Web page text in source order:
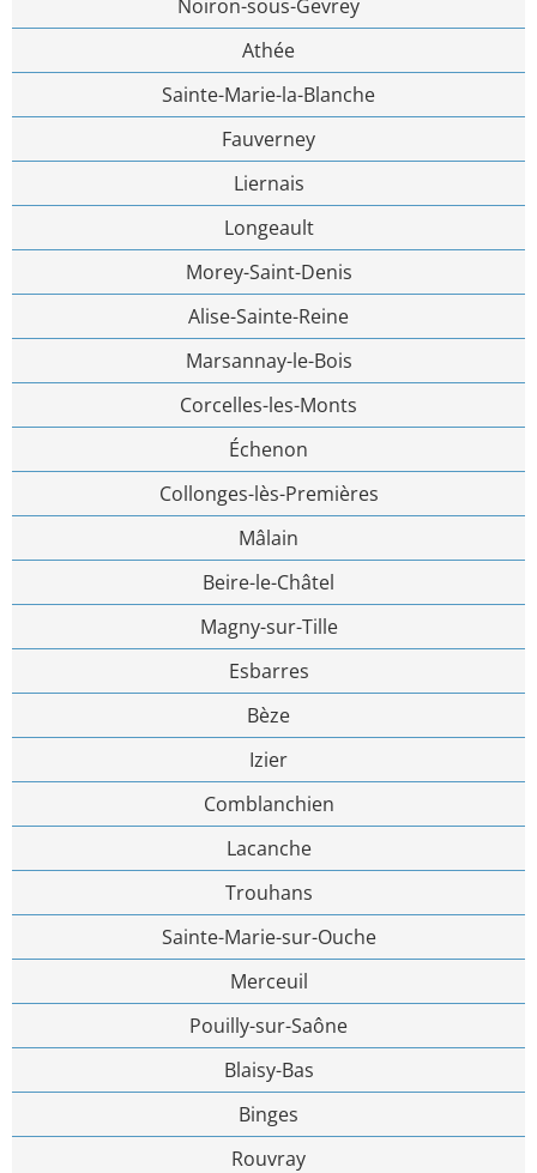
Noiron-sous-Gevrey
Athée
Sainte-Marie-la-Blanche
Fauverney
Liernais
Longeault
Morey-Saint-Denis
Alise-Sainte-Reine
Marsannay-le-Bois
Corcelles-les-Monts
Échenon
Collonges-lès-Premières
Mâlain
Beire-le-Châtel
Magny-sur-Tille
Esbarres
Bèze
Izier
Comblanchien
Lacanche
Trouhans
Sainte-Marie-sur-Ouche
Merceuil
Pouilly-sur-Saône
Blaisy-Bas
Binges
Rouvray